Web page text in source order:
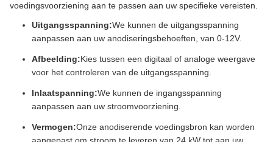
voedingsvoorziening aan te passen aan uw specifieke vereisten.
Uitgangsspanning:We kunnen de uitgangsspanning
aanpassen aan uw anodiseringsbehoeften, van 0-12V.
Afbeelding:Kies tussen een digitaal of analoge weergave
voor het controleren van de uitgangsspanning.
Inlaatspanning:We kunnen de ingangsspanning
aanpassen aan uw stroomvoorziening.
Vermogen:Onze anodiserende voedingsbron kan worden